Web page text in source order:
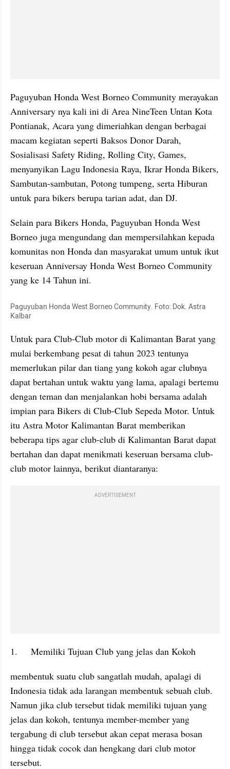
Paguyuban Honda West Borneo Community merayakan
Anniversary nya kali ini di Area NineTeen Untan Kota
Pontianak, Acara yang dimeriahkan dengan berbagai
macam kegiatan seperti Baksos Donor Darah,
Sosialisasi Safety Riding, Rolling City, Games,
menyanyikan Lagu Indonesia Raya, Ikrar Honda Bikers,
Sambutan-sambutan, Potong tumpeng, serta Hiburan
untuk para bikers berupa tarian adat, dan DJ.
Selain para Bikers Honda, Paguyuban Honda West
Borneo juga mengundang dan mempersilahkan kepada
komunitas non Honda dan masyarakat umum untuk ikut
keseruan Anniversay Honda West Borneo Community
yang ke 14 Tahun ini.
Paguyuban Honda West Borneo Community. Foto: Dok. Astra
Kalbar
Untuk para Club-Club motor di Kalimantan Barat yang
mulai berkembang pesat di tahun 2023 tentunya
memerlukan pilar dan tiang yang kokoh agar clubnya
dapat bertahan untuk waktu yang lama, apalagi bertemu
dengan teman dan menjalankan hobi bersama adalah
impian para Bikers di Club-Club Sepeda Motor. Untuk
itu Astra Motor Kalimantan Barat memberikan
beberapa tips agar club-club di Kalimantan Barat dapat
bertahan dan dapat menikmati keseruan bersama club-
club motor lainnya, berikut diantaranya:
ADVERTISEMENT
1.	Memiliki Tujuan Club yang jelas dan Kokoh
membentuk suatu club sangatlah mudah, apalagi di
Indonesia tidak ada larangan membentuk sebuah club.
Namun jika club tersebut tidak memiliki tujuan yang
jelas dan kokoh, tentunya member-member yang
tergabung di club tersebut akan cepat merasa bosan
hingga tidak cocok dan hengkang dari club motor
tersebut.